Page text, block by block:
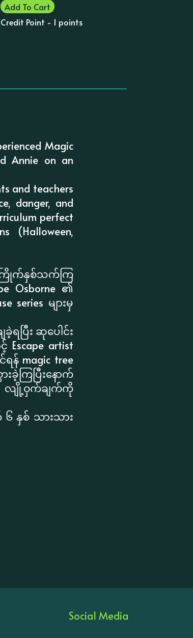
Add To Cart
Credit Point - 1 points
Magic
Annie on an
and teachers
danger, and
perfect
(Halloween,
ကိုကြိုက်နှစ်သက်ကြ
Osborne ၏
series များမှ
ခဲ့ရပြီး ဆုပေါင်း
Escape artist
magic tree
ခဲ့ကြပြီးနောက်
း လျို့ဝှက်ချက်ကို
နှစ် သားသား
Social Media